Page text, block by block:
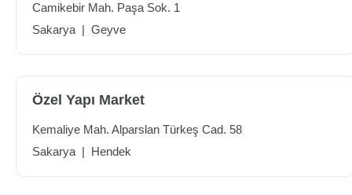
Camikebir Mah. Paşa Sok. 1
Sakarya | Geyve
Özel Yapı Market
Kemaliye Mah. Alparslan Türkeş Cad. 58
Sakarya | Hendek